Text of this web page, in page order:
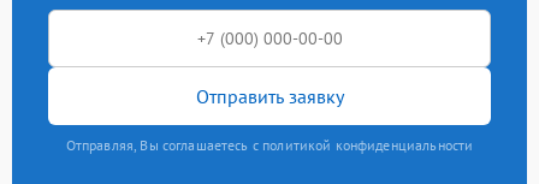
Отправить заявку
Отправляя, Вы соглашаетесь с политикой конфиденциальности